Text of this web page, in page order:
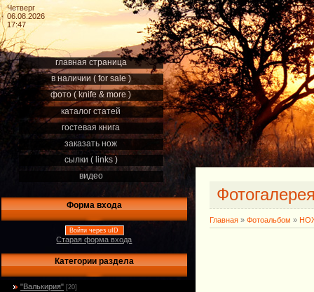
Четверг
06.08.2026
17:47
главная страница
в наличии ( for sale )
фото ( knife & more )
каталог статей
гостевая книга
заказать нож
сылки ( links )
видео
Форма входа
Войти через uID
Старая форма входа
Категории раздела
"Валькирия" [20]
Главная » Фотоальбом »